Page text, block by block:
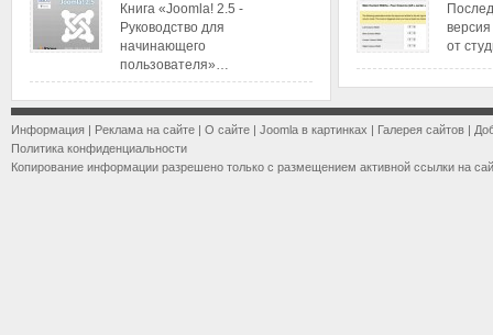
Книга «Joomla! 2.5 -
Руководство для
начинающего
пользователя»…
от
Информация | Реклама на сайте | О сайте | Joomla в картинках | Галерея сайтов |
Политика конфиденциальности
Копирование информации разрешено только с размещением активной ссылки на